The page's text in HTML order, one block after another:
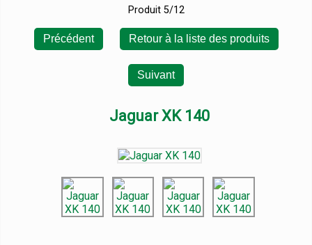
Produit 5/12
Précédent Retour à la liste des produits
Suivant
Jaguar XK 140